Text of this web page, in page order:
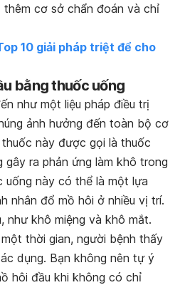
cơ sở chẩn đoán và chỉ
10 giải pháp triệt để cho
bằng thuốc uống
như một liệu pháp điều trị
ảnh hưởng đến toàn bộ cơ
này được gọi là thuốc
gây ra phản ứng làm khô trong
uống này có thể là một lựa
nhân đổ mồ hôi ở nhiều vị trí.
như khô miệng và khô mắt.
thời gian, người bệnh thấy
dụng. Bạn không nên tự ý
hôi đầu khi không có chỉ